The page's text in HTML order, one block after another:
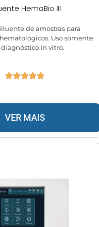
HemaBio III
de amostras para
Uso somente
diagnóstico in vitro.
VER MAIS